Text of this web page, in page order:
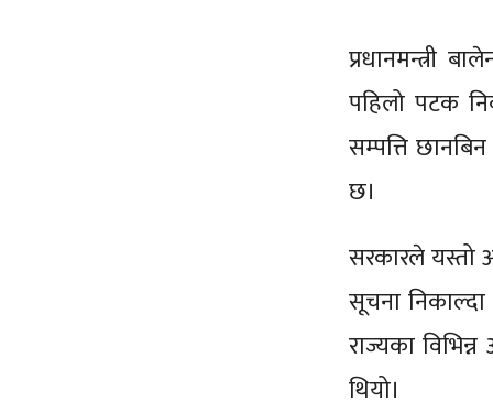
प्रधानमन्त्री
पहिलो पटक
सम्पत्ति
छ।
सरकारले यस्तो
सूचना
राज्यका
थियो।